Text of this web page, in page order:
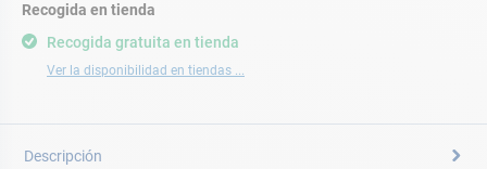
Recogida gratuita en tienda
Ver la disponibilidad en tiendas ...
Recogida en tienda
Descripción